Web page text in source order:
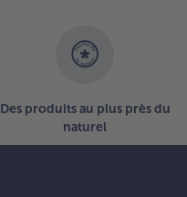
Des produits au plus près du
naturel